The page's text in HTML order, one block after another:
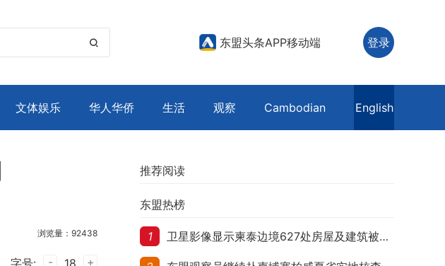
 东盟头条APP移动端 登录
文体娱乐 华人华侨 生活 观察 Cambodian English
浏览量：92438
字号: - 18 +
推荐阅读
东盟热榜
1 卫星影像显示柬泰边境627处房屋及建筑被夷平 人权组织呼吁保护平民财产